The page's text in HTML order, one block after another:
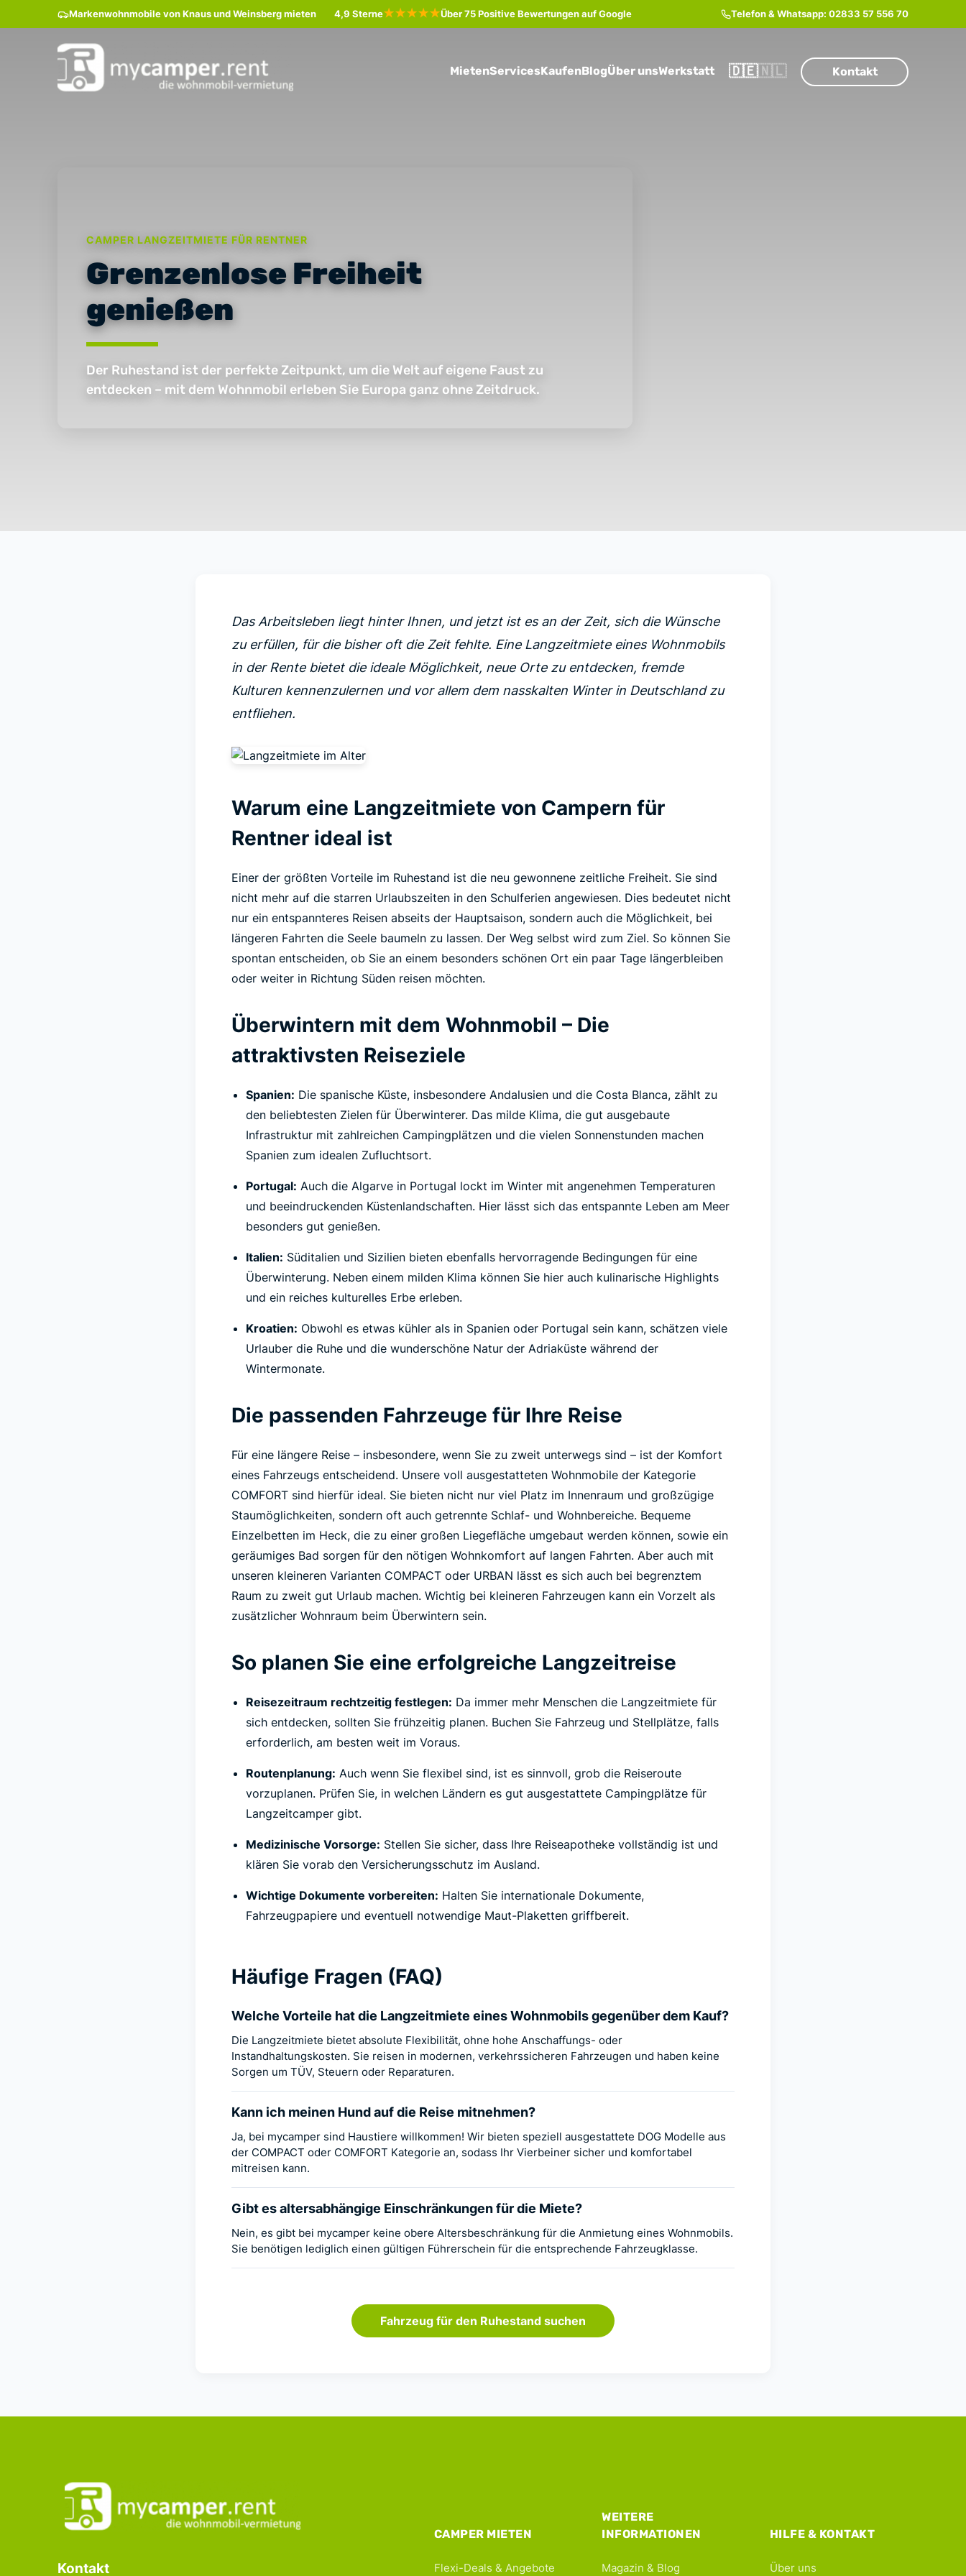
Markenwohnmobile von Knaus und Weinsberg mieten 4,9 Sterne★★★★★Über 75 Positive Bewertungen auf Google Telefon & Whatsapp: 02833 57 556 70
MietenServicesKaufenBlogÜber unsWerkstatt 🇩🇪 🇳🇱 Kontakt
CAMPER LANGZEITMIETE FÜR RENTNER
Grenzenlose Freiheit
genießen
Der Ruhestand ist der perfekte Zeitpunkt, um die Welt auf eigene Faust zu
entdecken – mit dem Wohnmobil erleben Sie Europa ganz ohne Zeitdruck.
Das Arbeitsleben liegt hinter Ihnen, und jetzt ist es an der Zeit, sich die Wünsche
zu erfüllen, für die bisher oft die Zeit fehlte. Eine Langzeitmiete eines Wohnmobils
in der Rente bietet die ideale Möglichkeit, neue Orte zu entdecken, fremde
Kulturen kennenzulernen und vor allem dem nasskalten Winter in Deutschland zu
entfliehen.
Warum eine Langzeitmiete von Campern für
Rentner ideal ist
Einer der größten Vorteile im Ruhestand ist die neu gewonnene zeitliche Freiheit. Sie sind
nicht mehr auf die starren Urlaubszeiten in den Schulferien angewiesen. Dies bedeutet nicht
nur ein entspannteres Reisen abseits der Hauptsaison, sondern auch die Möglichkeit, bei
längeren Fahrten die Seele baumeln zu lassen. Der Weg selbst wird zum Ziel. So können Sie
spontan entscheiden, ob Sie an einem besonders schönen Ort ein paar Tage längerbleiben
oder weiter in Richtung Süden reisen möchten.
Überwintern mit dem Wohnmobil – Die
attraktivsten Reiseziele
Spanien: Die spanische Küste, insbesondere Andalusien und die Costa Blanca, zählt zu
den beliebtesten Zielen für Überwinterer. Das milde Klima, die gut ausgebaute
Infrastruktur mit zahlreichen Campingplätzen und die vielen Sonnenstunden machen
Spanien zum idealen Zufluchtsort.
Portugal: Auch die Algarve in Portugal lockt im Winter mit angenehmen Temperaturen
und beeindruckenden Küstenlandschaften. Hier lässt sich das entspannte Leben am Meer
besonders gut genießen.
Italien: Süditalien und Sizilien bieten ebenfalls hervorragende Bedingungen für eine
Überwinterung. Neben einem milden Klima können Sie hier auch kulinarische Highlights
und ein reiches kulturelles Erbe erleben.
Kroatien: Obwohl es etwas kühler als in Spanien oder Portugal sein kann, schätzen viele
Urlauber die Ruhe und die wunderschöne Natur der Adriaküste während der
Wintermonate.
Die passenden Fahrzeuge für Ihre Reise
Für eine längere Reise – insbesondere, wenn Sie zu zweit unterwegs sind – ist der Komfort
eines Fahrzeugs entscheidend. Unsere voll ausgestatteten Wohnmobile der Kategorie
COMFORT sind hierfür ideal. Sie bieten nicht nur viel Platz im Innenraum und großzügige
Staumöglichkeiten, sondern oft auch getrennte Schlaf- und Wohnbereiche. Bequeme
Einzelbetten im Heck, die zu einer großen Liegefläche umgebaut werden können, sowie ein
geräumiges Bad sorgen für den nötigen Wohnkomfort auf langen Fahrten. Aber auch mit
unseren kleineren Varianten COMPACT oder URBAN lässt es sich auch bei begrenztem
Raum zu zweit gut Urlaub machen. Wichtig bei kleineren Fahrzeugen kann ein Vorzelt als
zusätzlicher Wohnraum beim Überwintern sein.
So planen Sie eine erfolgreiche Langzeitreise
Reisezeitraum rechtzeitig festlegen: Da immer mehr Menschen die Langzeitmiete für
sich entdecken, sollten Sie frühzeitig planen. Buchen Sie Fahrzeug und Stellplätze, falls
erforderlich, am besten weit im Voraus.
Routenplanung: Auch wenn Sie flexibel sind, ist es sinnvoll, grob die Reiseroute
vorzuplanen. Prüfen Sie, in welchen Ländern es gut ausgestattete Campingplätze für
Langzeitcamper gibt.
Medizinische Vorsorge: Stellen Sie sicher, dass Ihre Reiseapotheke vollständig ist und
klären Sie vorab den Versicherungsschutz im Ausland.
Wichtige Dokumente vorbereiten: Halten Sie internationale Dokumente,
Fahrzeugpapiere und eventuell notwendige Maut-Plaketten griffbereit.
Häufige Fragen (FAQ)
Welche Vorteile hat die Langzeitmiete eines Wohnmobils gegenüber dem Kauf?
Die Langzeitmiete bietet absolute Flexibilität, ohne hohe Anschaffungs- oder
Instandhaltungskosten. Sie reisen in modernen, verkehrssicheren Fahrzeugen und haben keine
Sorgen um TÜV, Steuern oder Reparaturen.
Kann ich meinen Hund auf die Reise mitnehmen?
Ja, bei mycamper sind Haustiere willkommen! Wir bieten speziell ausgestattete DOG Modelle aus
der COMPACT oder COMFORT Kategorie an, sodass Ihr Vierbeiner sicher und komfortabel
mitreisen kann.
Gibt es altersabhängige Einschränkungen für die Miete?
Nein, es gibt bei mycamper keine obere Altersbeschränkung für die Anmietung eines Wohnmobils.
Sie benötigen lediglich einen gültigen Führerschein für die entsprechende Fahrzeugklasse.
Fahrzeug für den Ruhestand suchen
Kontakt
CAMPER MIETEN
Flexi-Deals & Angebote
WEITERE
INFORMATIONEN
Magazin & Blog
HILFE & KONTAKT
Über uns